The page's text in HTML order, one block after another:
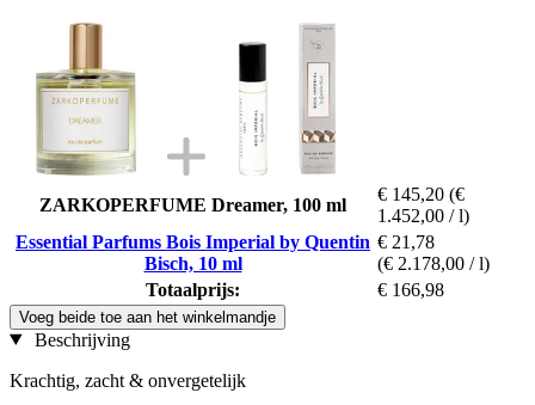
ZARKOPERFUME Dreamer, 100 ml
€ 145,20 (€
1.452,00 / l)
Essential Parfums Bois Imperial by Quentin
Bisch, 10 ml
€ 21,78
(€ 2.178,00 / l)
Totaalprijs:
€ 166,98
Voeg beide toe aan het winkelmandje
Beschrijving
Krachtig, zacht & onvergetelijk